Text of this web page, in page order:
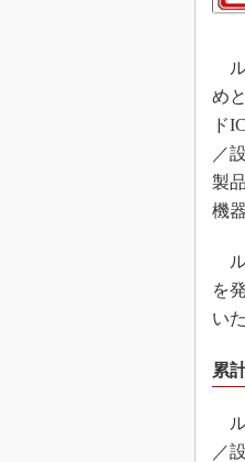
ル
め
ド
／
製
機
ル
を
い
累
ル
／